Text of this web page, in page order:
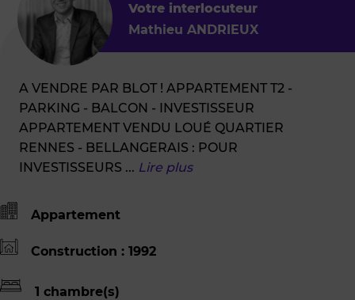
Votre interlocuteur
Mathieu ANDRIEUX
A VENDRE PAR BLOT ! APPARTEMENT T2 -
PARKING - BALCON - INVESTISSEUR
APPARTEMENT VENDU LOUÉ QUARTIER
RENNES - BELLANGERAIS : POUR
INVESTISSEURS ... Lire plus
Appartement
Construction : 1992
1 chambre(s)